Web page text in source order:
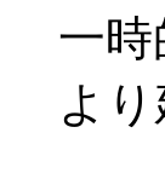
一
よ